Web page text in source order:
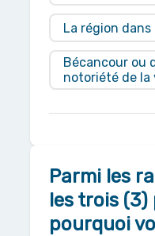
La région
Bécancour ou
notoriété de la
Parmi les
les trois
pourquoi